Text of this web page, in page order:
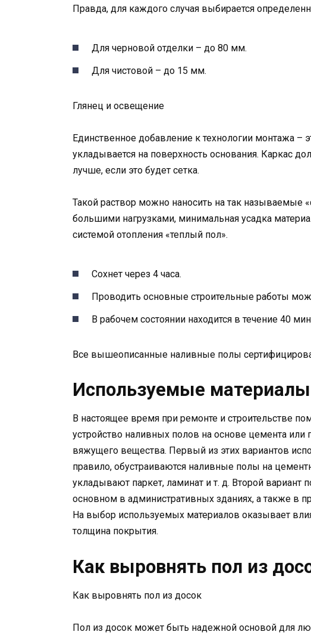
Правда, для каждого случая выбирается
Для черновой отделки – до 80 мм.
Для чистовой – до 15 мм.
Глянец и освещение
Единственное добавление к технологии монтажа –
укладывается на поверхность основания. Каркас
лучше, если это будет сетка.
Такой раствор можно наносить на так называемые
большими нагрузками, минимальная усадка
системой отопления «теплый пол».
Сохнет через 4 часа.
Проводить основные строительные работы
В рабочем состоянии находится в течение 40
Все вышеописанные наливные полы
Используемые материалы
В настоящее время при ремонте и строительстве
устройство наливных полов на основе цемента или
вяжущего вещества. Первый из этих вариантов
правило, обустраиваются наливные полы на
укладывают паркет, ламинат и т. д. Второй вариант
основном в административных зданиях, а также в
На выбор используемых материалов оказывает
толщина покрытия.
Как выровнять пол из
Как выровнять пол из досок
Пол из досок может быть надежной основой для